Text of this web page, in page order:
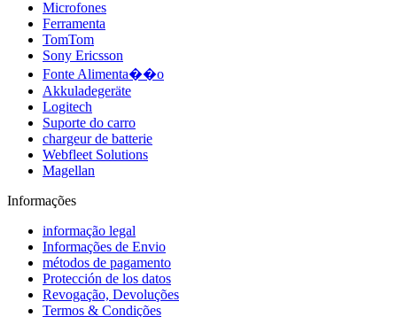
Microfones
Ferramenta
TomTom
Sony Ericsson
Fonte Alimenta��o
Akkuladegeräte
Logitech
Suporte do carro
chargeur de batterie
Webfleet Solutions
Magellan
Informações
informação legal
Informações de Envio
métodos de pagamento
Protección de los datos
Revogação, Devoluções
Termos & Condições